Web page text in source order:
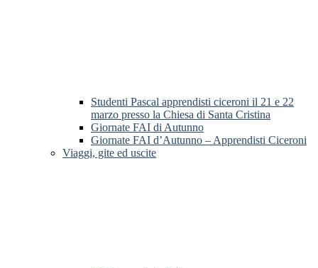
Studenti Pascal apprendisti ciceroni il 21 e 22
marzo presso la Chiesa di Santa Cristina
Giornate FAI di Autunno
Giornate FAI d’Autunno – Apprendisti Ciceroni
Viaggi, gite ed uscite